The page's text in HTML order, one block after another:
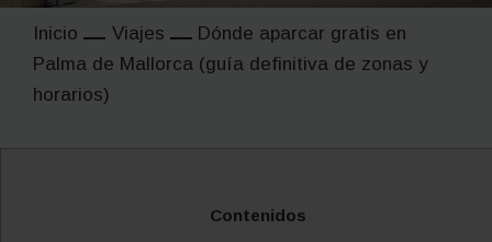
Inicio Viajes
Dónde aparcar gratis en
Palma de Mallorca (guía definitiva de zonas y
horarios)
Contenidos